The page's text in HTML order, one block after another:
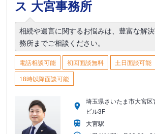
ス 大宮事務所
相続や遺言に関するお悩みは、豊富な解
務所までご相談ください。
電話相談可能 初回面談無料
土日面談可能
18時以降面談可能
埼玉県さいたま市大宮
ビル3F
大宮駅